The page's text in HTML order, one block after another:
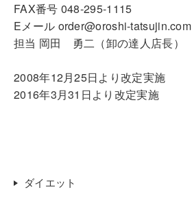
FAX番号 048-295-1115
Eメール order@oroshi-tatsujin.com
担当 岡田 勇二（卸の達人店長）
2008年12月25日より改定実施
2016年3月31日より改定実施
ダイエット